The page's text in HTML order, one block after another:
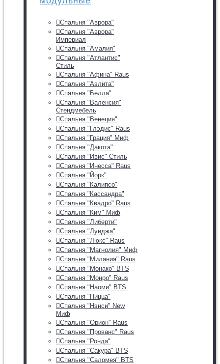
Спальня "Аврора"
Спальня "Аврора"
Империал
Спальня "Амалия"
Спальня "Атлантис"
Стиль
Спальня "Афина" Raus
Спальня "Аэлита"
Спальня "Белла"
Спальня "Валенсия"
Стендмебель
Спальня "Венеция"
Спальня "Глэдис" Raus
Спальня "Грация" Миф
Спальня "Дакота"
Спальня "Ивис" Стиль
Спальня "Инесса" Raus
Спальня "Йорк"
Спальня "Калипсо"
Спальня "Кассандра"
Спальня "Квадро" Raus
Спальня "Ким" Миф
Спальня "Либерти"
Спальня "Луиджа"
Спальня "Люкс" Raus
Спальня "Магнолия" Миф
Спальня "Милания" Raus
Спальня "Монако" BTS
Спальня "Монро" Raus
Спальня "Наоми" BTS
Спальня "Ницца"
Спальня "Нэнси" New
Миф
Спальня "Орион" Raus
Спальня "Прованс" Raus
Спальня "Ронда"
Спальня "Сакура" BTS
Спальня "Саломея" BTS